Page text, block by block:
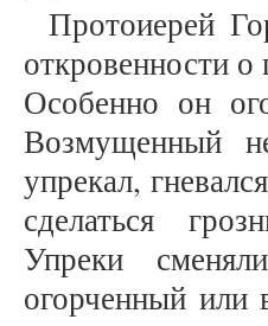
Протоиерей
откровенности о
Особенно он
Возмущенный
упрекал,
сделаться
Упреки
огорченный или